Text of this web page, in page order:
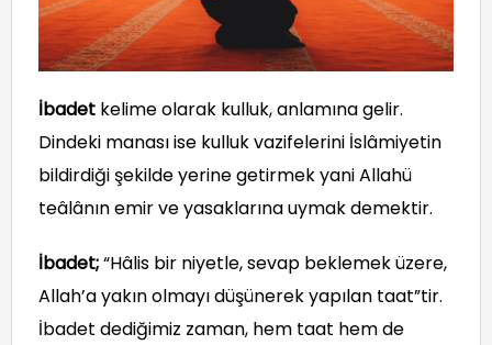
İbadet kelime olarak kulluk, anlamına gelir.
Dindeki manası ise kulluk vazifelerini İslâmiyetin
bildirdiği şekilde yerine getirmek yani Allahü
teâlânın emir ve yasaklarına uymak demektir.
İbadet;“Hâlis bir niyetle, sevap beklemek üzere,
Allah’a yakın olmayı düşünerek yapılan taat”tir.
İbadet dediğimiz zaman, hem taat hem de